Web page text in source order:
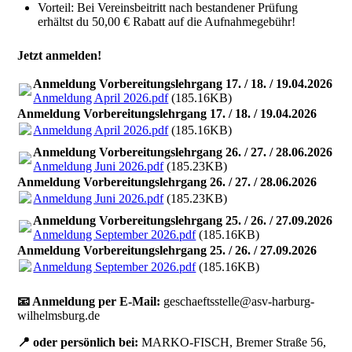
Vorteil: Bei Vereinsbeitritt nach bestandener Prüfung
erhältst du 50,00 € Rabatt auf die Aufnahmegebühr!
Jetzt anmelden!
Anmeldung Vorbereitungslehrgang 17. / 18. / 19.04.2026
Anmeldung April 2026.pdf(185.16KB)
Anmeldung Vorbereitungslehrgang 17. / 18. / 19.04.2026
Anmeldung April 2026.pdf(185.16KB)
Anmeldung Vorbereitungslehrgang 26. / 27. / 28.06.2026
Anmeldung Juni 2026.pdf(185.23KB)
Anmeldung Vorbereitungslehrgang 26. / 27. / 28.06.2026
Anmeldung Juni 2026.pdf(185.23KB)
Anmeldung Vorbereitungslehrgang 25. / 26. / 27.09.2026
Anmeldung September 2026.pdf(185.16KB)
Anmeldung Vorbereitungslehrgang 25. / 26. / 27.09.2026
Anmeldung September 2026.pdf(185.16KB)
📧 Anmeldung per E-Mail: geschaeftsstelle@asv-harburg-
wilhelmsburg.de
📍 oder persönlich bei: MARKO-FISCH, Bremer Straße 56,